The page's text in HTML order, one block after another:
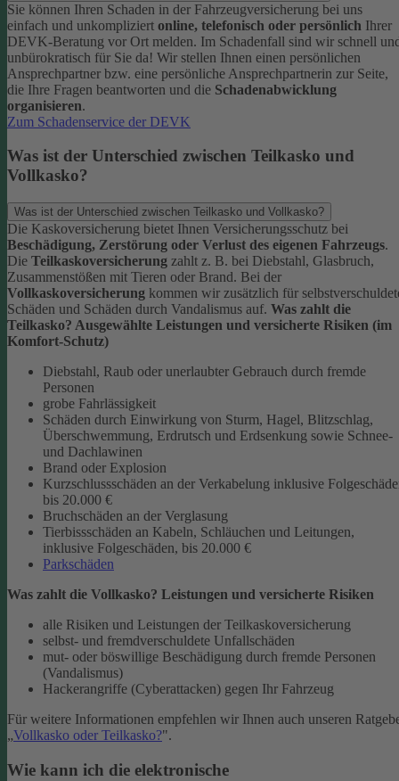
Sie können Ihren Schaden in der Fahrzeugversicherung bei uns
einfach und unkompliziert online, telefonisch oder persönlich Ihrer
DEVK-Beratung vor Ort melden. Im Schadenfall sind wir schnell
unbürokratisch für Sie da! Wir stellen Ihnen einen persönlichen
Ansprechpartner bzw. eine persönliche Ansprechpartnerin zur Seite,
die Ihre Fragen beantworten und die Schadenabwicklung
organisieren.
Zum Schadenservice der DEVK
Was ist der Unterschied zwischen Teilkasko und
Vollkasko?
Was ist der Unterschied zwischen Teilkasko und Vollkasko?
Die Kaskoversicherung bietet Ihnen Versicherungsschutz bei
Beschädigung, Zerstörung oder Verlust des eigenen Fahrzeugs.
Die Teilkaskoversicherung zahlt z. B. bei Diebstahl, Glasbruch,
Zusammenstößen mit Tieren oder Brand. Bei der
Vollkaskoversicherung kommen wir zusätzlich für
Schäden und Schäden durch Vandalismus auf. Was zahlt die
Teilkasko? Ausgewählte Leistungen und versicherte Risiken (im
Komfort-Schutz)
Diebstahl, Raub oder unerlaubter Gebrauch durch fremde
Personen
grobe Fahrlässigkeit
Schäden durch Einwirkung von Sturm, Hagel, Blitzschlag,
Überschwemmung, Erdrutsch und Erdsenkung sowie Schnee-
und Dachlawinen
Brand oder Explosion
Kurzschlussschäden an der Verkabelung inklusive
bis 20.000 €
Bruchschäden an der Verglasung
Tierbissschäden an Kabeln, Schläuchen und Leitungen,
inklusive Folgeschäden, bis 20.000 €
Parkschäden
Was zahlt die Vollkasko? Leistungen und versicherte Risiken
alle Risiken und Leistungen der Teilkaskoversicherung
selbst- und fremdverschuldete Unfallschäden
mut- oder böswillige Beschädigung durch fremde Personen
(Vandalismus)
Hackerangriffe (Cyberattacken) gegen Ihr Fahrzeug
Für weitere Informationen empfehlen wir Ihnen auch unseren
„Vollkasko oder Teilkasko?".
Wie kann ich die elektronische